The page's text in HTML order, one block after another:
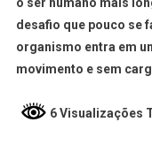
desafio que pouco se
organismo entra em
movimento e sem
6 Visualizações